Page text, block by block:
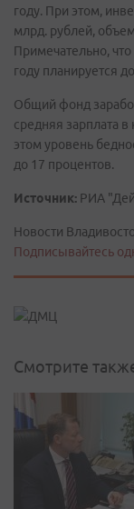
году. При этом,
млрд. рублей,
Примечательно,
году планируется
Общий фонд
средняя зарплата
этом уровень
до 17 процентов.
Источник: РИА
Новости
Подписывайтесь
Смотрите